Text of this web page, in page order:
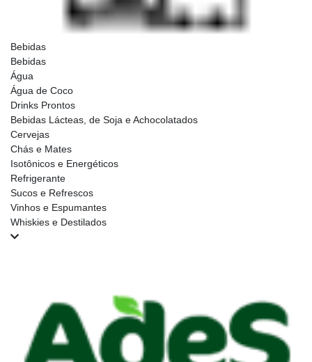
Bebidas
Bebidas
Água
Água de Coco
Drinks Prontos
Bebidas Lácteas, de Soja e Achocolatados
Cervejas
Chás e Mates
Isotônicos e Energéticos
Refrigerante
Sucos e Refrescos
Vinhos e Espumantes
Whiskies e Destilados